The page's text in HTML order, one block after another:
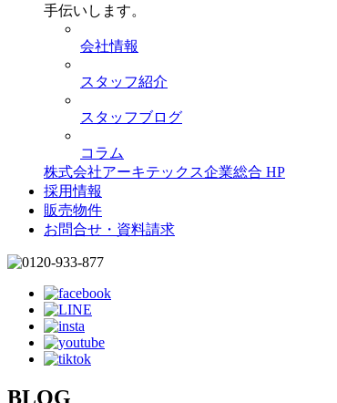
手伝いします。
会社情報
スタッフ紹介
スタッフブログ
コラム
株式会社アーキテックス企業総合 HP
採用情報
販売物件
お問合せ・資料請求
BLOG